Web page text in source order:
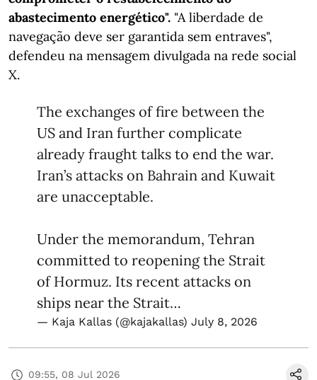
abastecimento energético". "A liberdade de
navegação deve ser garantida sem entraves",
defendeu na mensagem divulgada na rede social
X.
The exchanges of fire between the
US and Iran further complicate
already fraught talks to end the war.
Iran’s attacks on Bahrain and Kuwait
are unacceptable.
Under the memorandum, Tehran
committed to reopening the Strait
of Hormuz. Its recent attacks on
ships near the Strait…
— Kaja Kallas (@kajakallas) July 8, 2026
09:55, 08 Jul 2026